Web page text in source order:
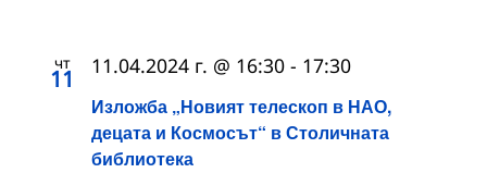
чт
11
Изложба „Новият телескоп в НАО,
децата и Космосът“ в Столичната
библиотека
11.04.2024 г. @ 16:30 - 17:30